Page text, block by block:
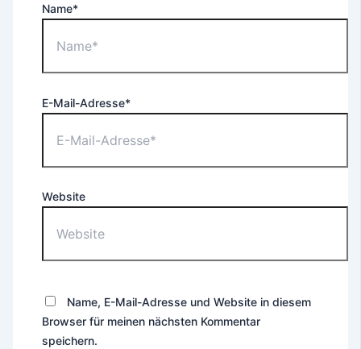
Name*
E-Mail-Adresse*
Website
Name, E-Mail-Adresse und Website in diesem
Browser für meinen nächsten Kommentar
speichern.